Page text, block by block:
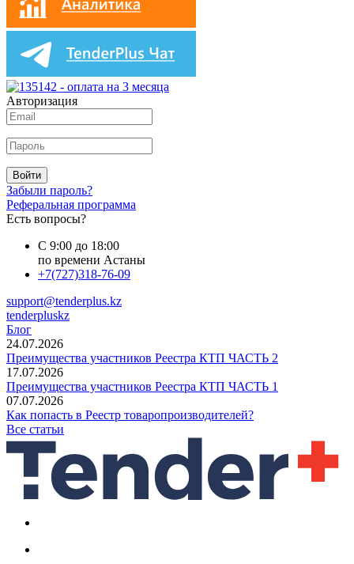
Авторизация
Войти
Забыли пароль?
Реферальная программа
Есть вопросы?
С 9:00 до 18:00
по времени Астаны
+7(727)318-76-09
support@tenderplus.kz
tenderpluskz
Блог
24.07.2026
Преимущества участников Реестра КТП ЧАСТЬ 2
17.07.2026
Преимущества участников Реестра КТП ЧАСТЬ 1
07.07.2026
Как попасть в Реестр товаропроизводителей?
Все статьи